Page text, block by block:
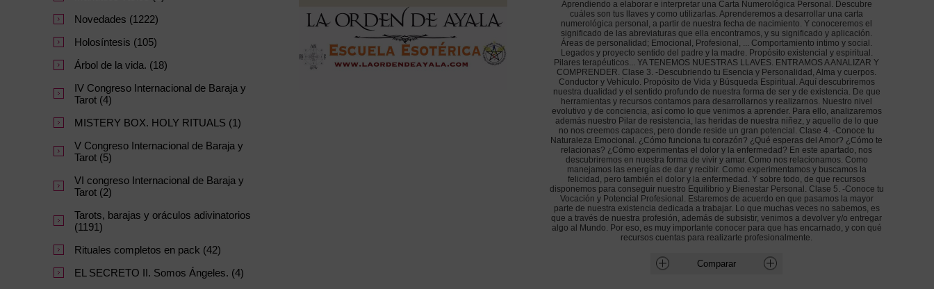
Aprendiendo a elaborar e interpretar una Carta Numerológica Personal. Descubre
cuáles son tus llaves y como utilizarlas. Aprenderemos a desarrollar una carta
numerológica personal, a partir de nuestra fecha de nacimiento. Y conoceremos el
significado de las abreviaturas que ella encontramos, y su significado y aplicación.
Áreas de personalidad; Emocional, Profesional, ... Comportamiento intimo y social.
Legados y proyecto sentido del padre y la madre. Propósito existencial y espiritual.
Pilares terapéuticos... YA TENEMOS NUESTRAS LLAVES. ENTRAMOS A ANALIZAR Y
COMPRENDER. Clase 3. -Descubriendo tu Esencia y Personalidad, Alma y cuerpos.
Conductor y Vehículo. Propósito de Vida y Búsqueda Espiritual. Aquí descubriremos
nuestra dualidad y el sentido profundo de nuestra forma de ser y de existencia. De que
herramientas y recursos contamos para desarrollarnos y realizarnos. Nuestro nivel
evolutivo y de conciencia, así como lo que venimos a aprender. Para ello, analizaremos
además nuestro Pilar de resistencia, las heridas de nuestra niñez, y aquello de lo que
no nos creemos capaces, pero donde reside un gran potencial. Clase 4. -Conoce tu
Naturaleza Emocional. ¿Cómo funciona tu corazón? ¿Qué esperas del Amor? ¿Cómo te
relacionas? ¿Cómo experimentas el dolor y la enfermedad? En este apartado, nos
descubriremos en nuestra forma de vivir y amar. Como nos relacionamos. Como
manejamos las energías de dar y recibir. Como experimentamos y buscamos la
felicidad, pero también el dolor y la enfermedad. Y sobre todo, de que recursos
disponemos para conseguir nuestro Equilibrio y Bienestar Personal. Clase 5. -Conoce tu
Vocación y Potencial Profesional. Estaremos de acuerdo en que pasamos la mayor
parte de nuestra existencia dedicada a trabajar. Lo que muchas veces no sabemos, es
que a través de nuestra profesión, además de subsistir, venimos a devolver y/o entregar
algo al Mundo. Por eso, es muy importante conocer para que has encarnado, y con qué
recursos cuentas para realizarte profesionalmente.
Novedades (1222)
Holosíntesis (105)
Árbol de la vida. (18)
IV Congreso Internacional de Baraja y
Tarot (4)
MISTERY BOX. HOLY RITUALS (1)
V Congreso Internacional de Baraja y
Tarot (5)
VI congreso Internacional de Baraja y
Tarot (2)
Tarots, barajas y oráculos adivinatorios
(1191)
Rituales completos en pack (42)
EL SECRETO II. Somos Ángeles. (4)